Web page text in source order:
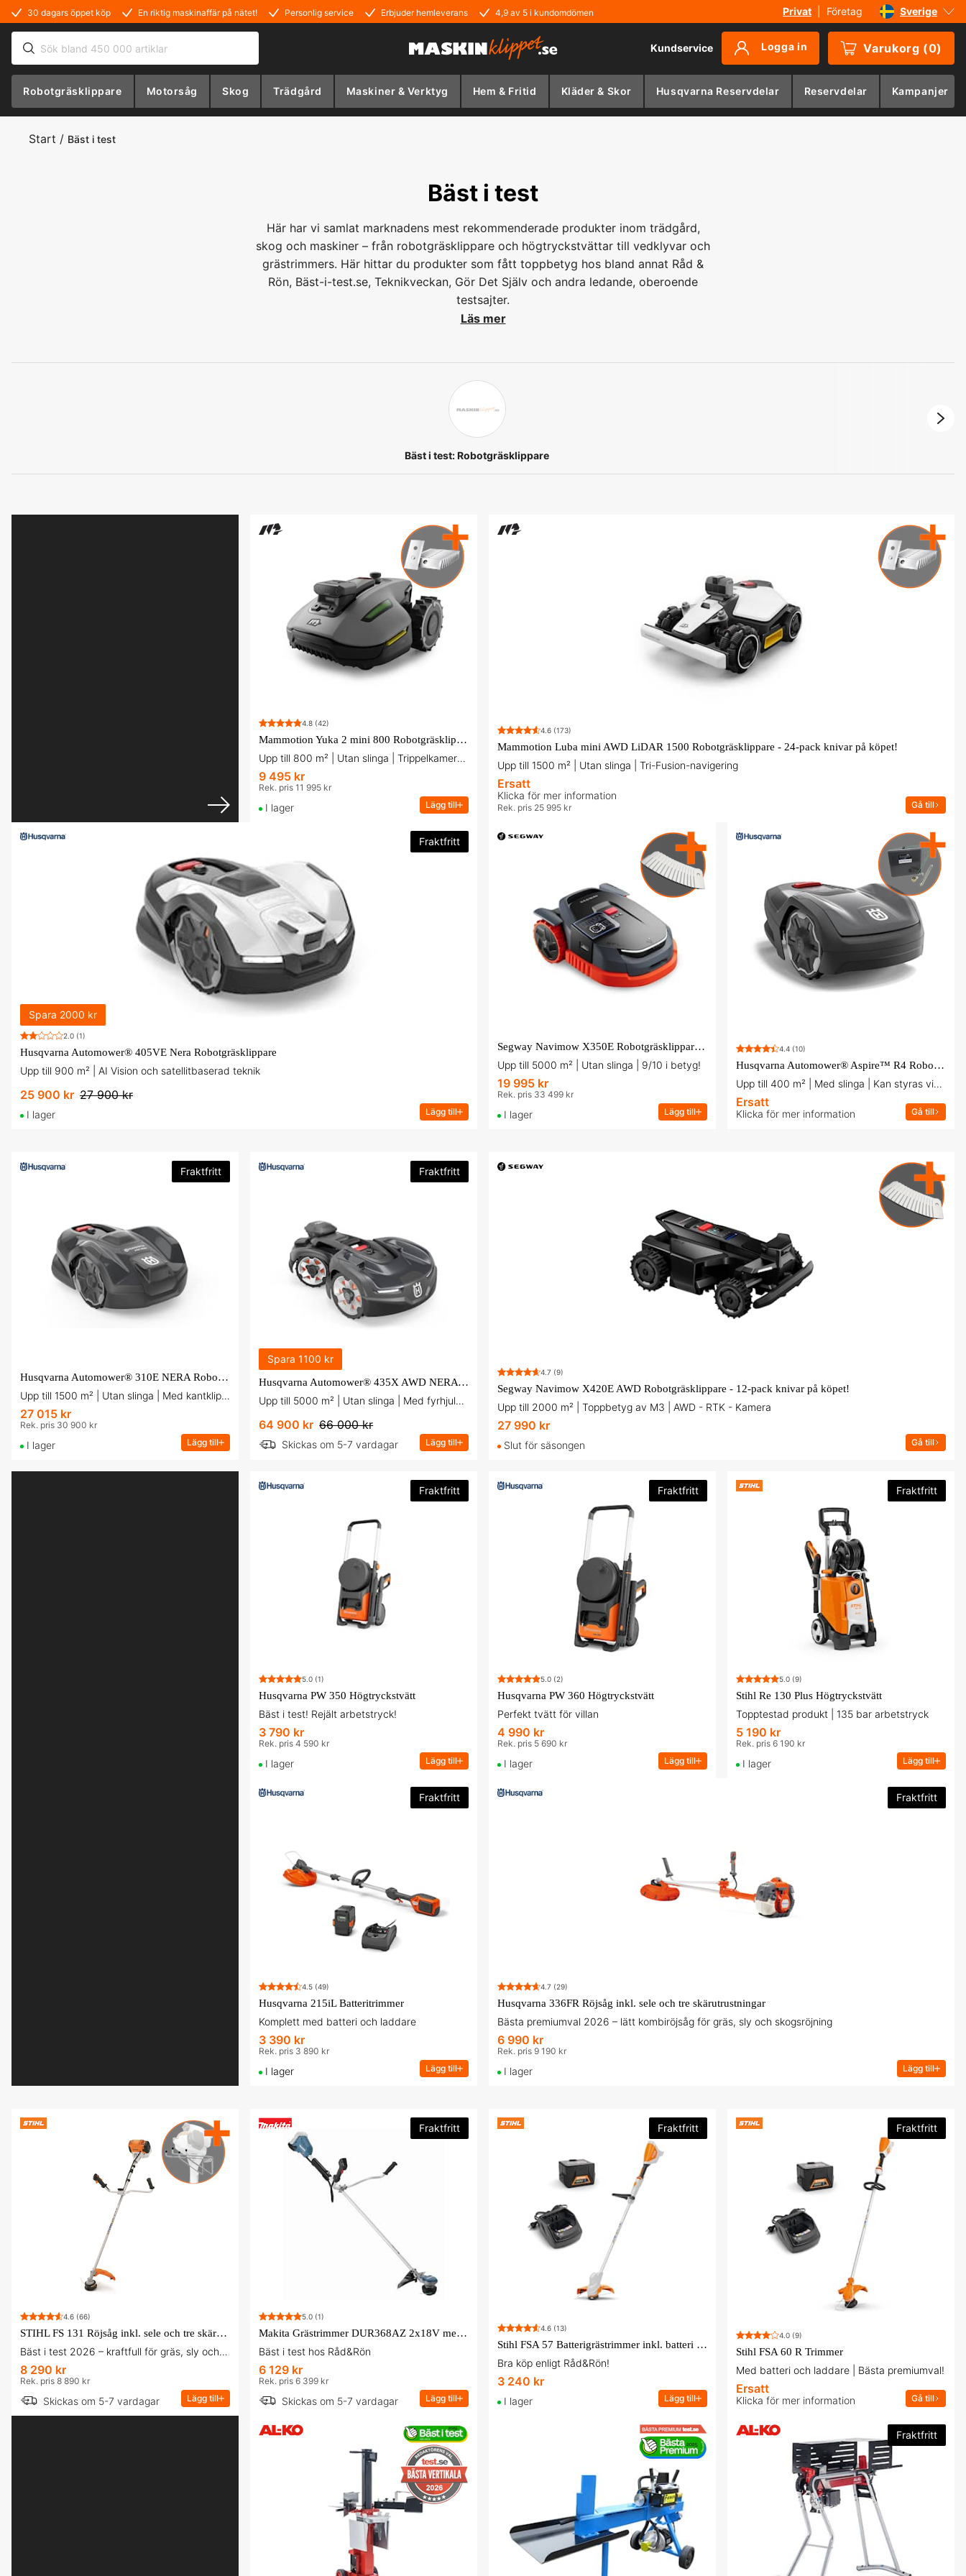
30 dagars öppet köp En riktig maskinaffär på nätet! Personlig service Erbjuder hemleverans 4,9 av 5 i kundomdömen Privat Företag
Sverige
Danmark
Norge
Kundservice Logga in Varukorg (0)
Robotgräsklippare Motorsåg Skog Trädgård Maskiner & Verktyg Hem & Fritid Kläder & Skor Husqvarna Reservdelar Reservdelar Kampanjer
Start / Bäst i test
Bäst i test
Här har vi samlat marknadens mest rekommenderade produkter inom trädgård,
skog och maskiner – från robotgräsklippare och högtryckstvättar till vedklyvar och
grästrimmers. Här hittar du produkter som fått toppbetyg hos bland annat Råd &
Rön, Bäst-i-test.se, Teknikveckan, Gör Det Själv och andra ledande, oberoende
testsajter.
Läs mer
Bäst i test: Robotgräsklippare
4.8 (42)
Mammotion Yuka 2 mini 800 Robotgräsklippare - 24-pack knivar på köpet!
Upp till 800 m² | Utan slinga | Trippelkamerabaserad AI-vision
9 495 kr
Rek. pris 11 995 kr
I lager Lägg till
4.6 (173)
Mammotion Luba mini AWD LiDAR 1500 Robotgräsklippare - 24-pack knivar på köpet!
Upp till 1500 m² | Utan slinga | Tri-Fusion-navigering
Ersatt
Klicka för mer information
Rek. pris 25 995 kr Gå till
Fraktfritt
Spara 2000 kr
2.0 (1)
Husqvarna Automower® 405VE Nera Robotgräsklippare
Upp till 900 m² | AI Vision och satellitbaserad teknik
25 900 kr 27 900 kr
I lager Lägg till
Segway Navimow X350E Robotgräsklippare - Premium maskin till fyndpris!
Upp till 5000 m² | Utan slinga | 9/10 i betyg!
19 995 kr
Rek. pris 33 499 kr
I lager Lägg till
4.4 (10)
Husqvarna Automower® Aspire™ R4 Robotgräsklippare
Upp till 400 m² | Med slinga | Kan styras via Bluetooth
Ersatt
Klicka för mer information Gå till
Fraktfritt
Husqvarna Automower® 310E NERA Robotgräsklippare inkl Epos
Upp till 1500 m² | Utan slinga | Med kantklippning
27 015 kr
Rek. pris 30 900 kr
I lager Lägg till
Fraktfritt
Spara 1100 kr
Husqvarna Automower® 435X AWD NERA Robotgräsklippare med slinglös teknik
Upp till 5000 m² | Utan slinga | Med fyrhjulsdrift
64 900 kr 66 000 kr
Skickas om 5-7 vardagar Lägg till
4.7 (9)
Segway Navimow X420E AWD Robotgräsklippare - 12-pack knivar på köpet!
Upp till 2000 m² | Toppbetyg av M3 | AWD - RTK - Kamera
27 990 kr
Slut för säsongen Gå till
Fraktfritt
5.0 (1)
Husqvarna PW 350 Högtryckstvätt
Bäst i test! Rejält arbetstryck!
3 790 kr
Rek. pris 4 590 kr
I lager Lägg till
Fraktfritt
5.0 (2)
Husqvarna PW 360 Högtryckstvätt
Perfekt tvätt för villan
4 990 kr
Rek. pris 5 690 kr
I lager Lägg till
Fraktfritt
5.0 (9)
Stihl Re 130 Plus Högtryckstvätt
Topptestad produkt | 135 bar arbetstryck
5 190 kr
Rek. pris 6 190 kr
I lager Lägg till
Fraktfritt
4.5 (49)
Husqvarna 215iL Batteritrimmer
Komplett med batteri och laddare
3 390 kr
Rek. pris 3 890 kr
I lager Lägg till
Fraktfritt
4.7 (29)
Husqvarna 336FR Röjsåg inkl. sele och tre skärutrustningar
Bästa premiumval 2026 – lätt kombiröjsåg för gräs, sly och skogsröjning
6 990 kr
Rek. pris 9 190 kr
I lager Lägg till
4.6 (66)
STIHL FS 131 Röjsåg inkl. sele och tre skärutrustningar
Bäst i test 2026 – kraftfull för gräs, sly och mindre träd
8 290 kr
Rek. pris 8 890 kr
Skickas om 5-7 vardagar Lägg till
Fraktfritt
5.0 (1)
Makita Grästrimmer DUR368AZ 2x18V med långt handtag utan batteri & laddare
Bäst i test hos Råd&Rön
6 129 kr
Rek. pris 6 399 kr
Skickas om 5-7 vardagar Lägg till
Fraktfritt
4.6 (13)
Stihl FSA 57 Batterigrästrimmer inkl. batteri och laddare
Bra köp enligt Råd&Rön!
3 240 kr
I lager Lägg till
Fraktfritt
4.0 (9)
Stihl FSA 60 R Trimmer
Med batteri och laddare | Bästa premiumval!
Ersatt
Klicka för mer information Gå till
Fraktfritt